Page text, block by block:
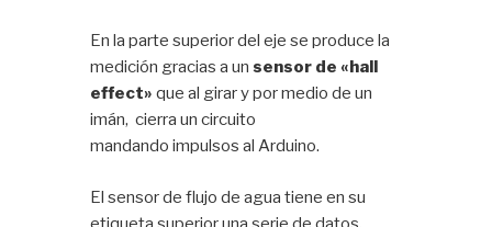
En la parte superior del eje se produce la
medición gracias a unsensor de «hall
effect» que al girar y por medio de un
imán, cierra un circuito
mandando impulsos al Arduino.
El sensor de flujo de agua tiene en su